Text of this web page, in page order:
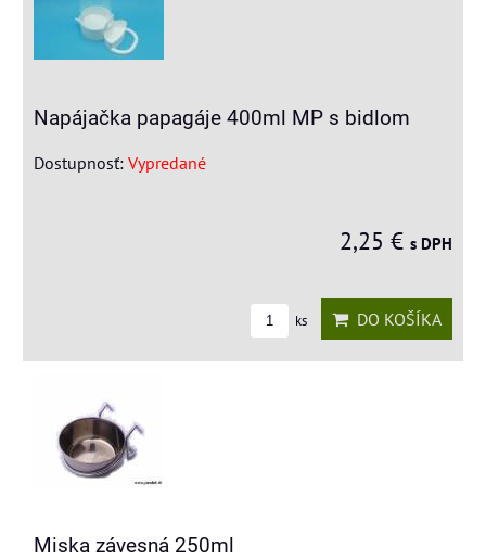
Napájačka papagáje 400ml MP s bidlom
Dostupnosť: Vypredané
2,25 € s DPH
ks DO KOŠÍKA
Miska závesná 250ml